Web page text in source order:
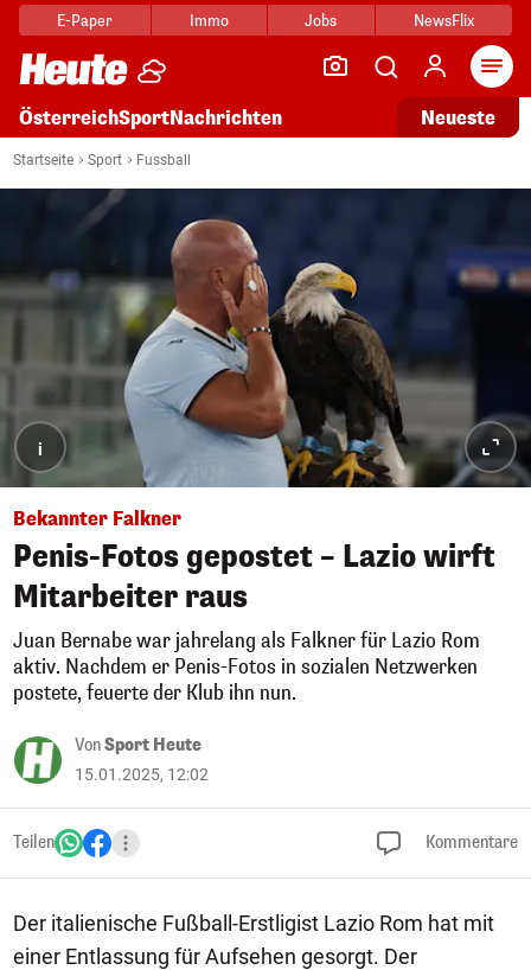
E-Paper Immo Jobs NewsFlix
ÖsterreichSportNachrichten Neueste
Startseite Sport Fussball
i
Bekannter Falkner
Penis-Fotos gepostet – Lazio wirft
Mitarbeiter raus
Juan Bernabe war jahrelang als Falkner für Lazio Rom
aktiv. Nachdem er Penis-Fotos in sozialen Netzwerken
postete, feuerte der Klub ihn nun.
VonSport Heute
15.01.2025, 12:02
Teilen Kommentare
Der italienische Fußball-Erstligist Lazio Rom hat mit
einer Entlassung für Aufsehen gesorgt. Der